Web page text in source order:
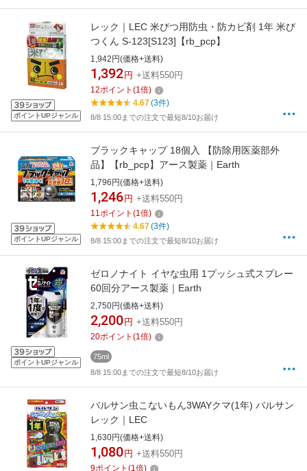
ポイントUPジャンル
レック｜LEC 米びつ用防虫・防カビ剤 1年 米び
つくん S-123[S123]【rb_pcp】
1,942円(価格+送料)
1,392 円 +送料550円
12ポイント (1倍)
4.67(3件)
8/8 15:00までの注文で最短8/10お届け
ポイントUPジャンル
ブラックキャップ 18個入 【防除用医薬部外
品】【rb_pcp】アース製薬｜Earth
1,796円(価格+送料)
1,246 円 +送料550円
11ポイント (1倍)
4.67(3件)
8/8 15:00までの注文で最短8/10お届け
ポイントUPジャンル
ゼロノナイト イヤな虫用 1プッシュ式スプレー
60回分アース製薬｜Earth
2,750円(価格+送料)
2,200 円 +送料550円
20ポイント (1倍)
75ml
8/8 15:00までの注文で最短8/10お届け
バルサン虫こないもん3WAYクマ(1年) バルサン
レック｜LEC
1,630円(価格+送料)
1,080 円 +送料550円
9ポイント (1倍)